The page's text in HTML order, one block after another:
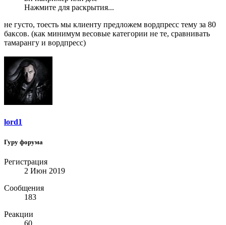
Нажмите для раскрытия...
не густо, тоесть мы клиенту предложем вордпресс тему за 80
баксов. (как минимум весовые категории не те, сравнивать
тамарангу и вордпресс)
lord1
Гуру форума
Регистрация
2 Июн 2019
Сообщения
183
Реакции
60